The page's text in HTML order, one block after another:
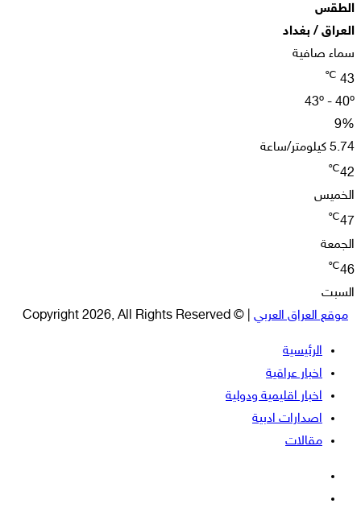
الطقس
العراق / بغداد
سماء صافية
43
℃
43º - 40º
9%
5.74 كيلومتر/ساعة
42
℃
الخميس
47
℃
الجمعة
46
℃
السبت
موقع العراق العربي | © Copyright 2026, All Rights Reserved
الرئيسية
اخبار عراقية
اخبار اقليمية ودولية
اصدارات ادبية
مقالات